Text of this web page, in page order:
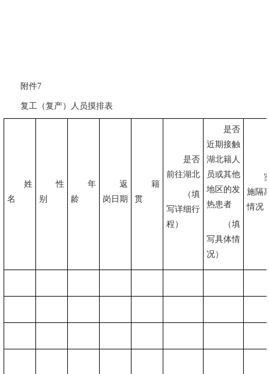
附件7
复工（复产）人员摸排表
姓
名
性
别
年
龄
返
岗日期
籍
贯
是否
前往湖北
（填
写详细行
程）
是否
近期接触
湖北籍人
员或其他
地区的发
热患者
（填
写具体情
况）
施隔
情况